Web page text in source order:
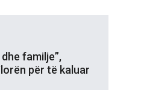
familje”,
për të kaluar